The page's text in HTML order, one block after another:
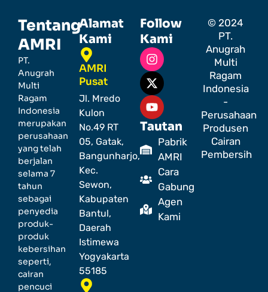
Tentang
AMRI
PT.
Anugrah
Multi
Ragam
Indonesia
merupakan
perusahaan
yang telah
berjalan
selama 7
tahun
sebagai
penyedia
produk-
produk
kebersihan
seperti,
cairan
pencuci
Alamat
Kami
AMRI
Pusat
Jl. Mredo
Kulon
No.49 RT
05, Gatak,
Bangunharjo,
Kec.
Sewon,
Kabupaten
Bantul,
Daerah
Istimewa
Yogyakarta
55185
Follow
Kami
Tautan
Pabrik
AMRI
Cara
Gabung
Agen
Kami
© 2024
PT.
Anugrah
Multi
Ragam
Indonesia
-
Perusahaan
Produsen
Cairan
Pembersih